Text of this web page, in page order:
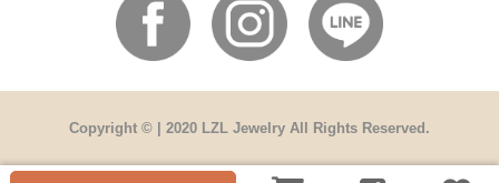
Copyright © | 2020 LZL Jewelry All Rights Reserved.